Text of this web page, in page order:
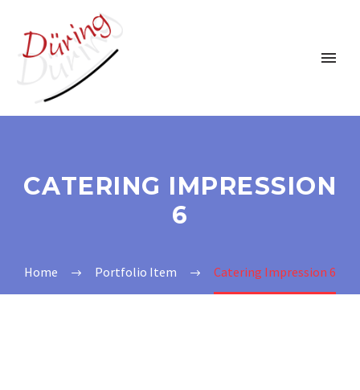
CATERING IMPRESSION
6
Home Portfolio Item Catering Impression 6